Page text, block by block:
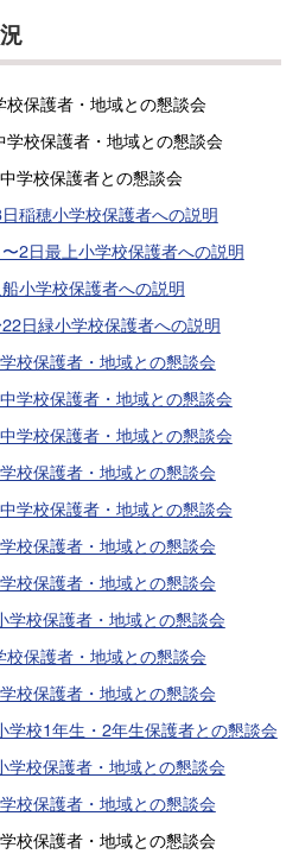
保護者・地域との懇談会
校保護者・地域との懇談会
学校保護者との懇談会
稲穂小学校保護者への説明
2日最上小学校保護者への説明
小学校保護者への説明
日緑小学校保護者への説明
校保護者・地域との懇談会
学校保護者・地域との懇談会
学校保護者・地域との懇談会
校保護者・地域との懇談会
学校保護者・地域との懇談会
校保護者・地域との懇談会
校保護者・地域との懇談会
学校保護者・地域との懇談会
保護者・地域との懇談会
校保護者・地域との懇談会
学校1年生・2年生保護者との懇談会
学校保護者・地域との懇談会
校保護者・地域との懇談会
校保護者・地域との懇談会